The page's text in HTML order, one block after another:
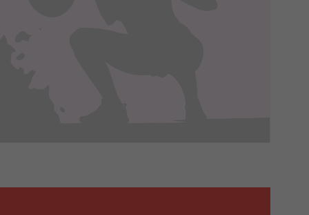
praw wymienionych
podstawie prawnej.
podstawie Twojej dobrowolnej